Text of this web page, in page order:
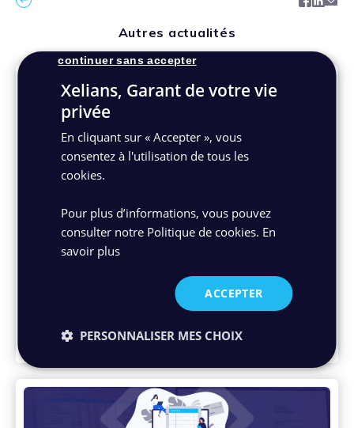
Autres actualités
Webinar
Webinar : Comment se préparer aux
nouveautés impulsées par la loi finance 2024
dans le secteur de l’immobilier ?
En 2024, toutes les entreprises devront être
en capacité de recevoir et d'émettre des factures
au format électronique..
Xelians, Garant de votre vie
privée
En cliquant sur « Accepter », vous
consentez à l'utilisation de tous les
cookies.
Pour plus d’informations, vous pouvez
consulter notre Politique de cookies. En
savoir plus
ACCEPTER
continuer sans accepter
PERSONNALISER MES CHOIX